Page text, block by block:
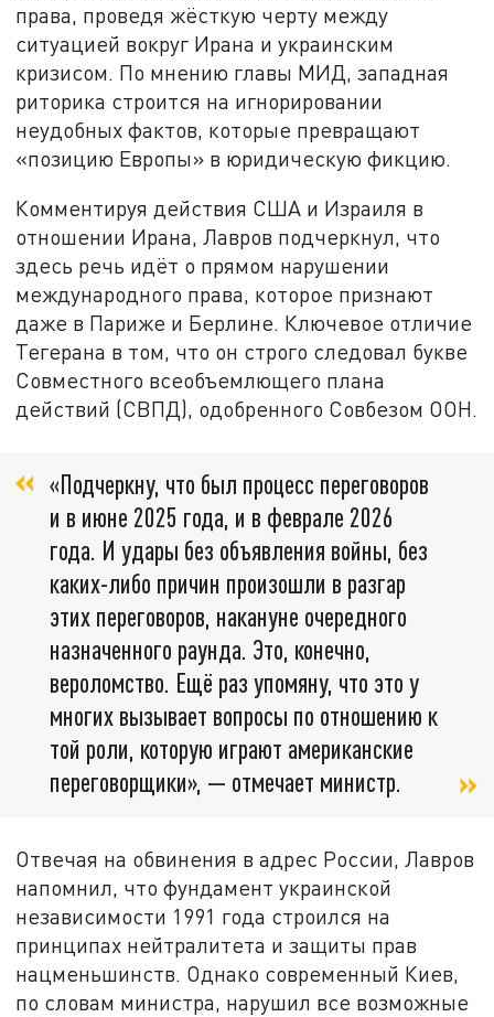
права, проведя жёсткую черту между
ситуацией вокруг Ирана и украинским
кризисом. По мнению главы МИД, западная
риторика строится на игнорировании
неудобных фактов, которые превращают
«позицию Европы» в юридическую фикцию.
Комментируя действия США и Израиля в
отношении Ирана, Лавров подчеркнул, что
здесь речь идёт о прямом нарушении
международного права, которое признают
даже в Париже и Берлине. Ключевое отличие
Тегерана в том, что он строго следовал букве
Совместного всеобъемлющего плана
действий (СВПД), одобренного Совбезом ООН.
«Подчеркну, что был процесс переговоров
и в июне 2025 года, и в феврале 2026
года. И удары без объявления войны, без
каких-либо причин произошли в разгар
этих переговоров, накануне очередного
назначенного раунда. Это, конечно,
вероломство. Ещё раз упомяну, что это у
многих вызывает вопросы по отношению к
той роли, которую играют американские
переговорщики», — отмечает министр.
Отвечая на обвинения в адрес России, Лавров
напомнил, что фундамент украинской
независимости 1991 года строился на
принципах нейтралитета и защиты прав
нацменьшинств. Однако современный Киев,
по словам министра, нарушил все возможные